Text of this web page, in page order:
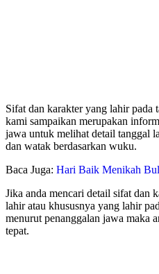
Sifat dan karakter yang lahir pada
kami sampaikan merupakan
jawa untuk melihat detail tanggal
dan watak berdasarkan wuku.
Baca Juga: Hari Baik Menikah
Jika anda mencari detail sifat dan
lahir atau khususnya yang lahir
menurut penanggalan jawa maka
tepat.